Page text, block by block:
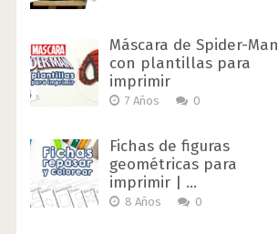
Máscara de Spider-Man
con plantillas para
imprimir
7 Años 0
Fichas de figuras
geométricas para
imprimir | …
8 Años 0